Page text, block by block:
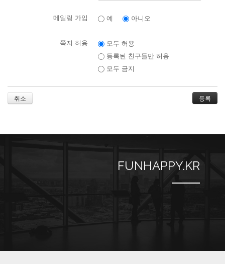
메일링 가입 예 아니오
쪽지 허용
모두 허용
등록된 친구들만 허용
모두 금지
취소
FUNHAPPY.KR